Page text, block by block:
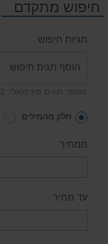
חיפוש מתקדם
תגיות חיפוש
מספר תווים מינימאלי: 2
חלק מהמילים
ממחיר
עד מחיר